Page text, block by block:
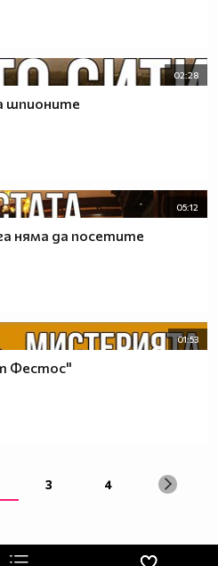
02:28
шпионите
05:12
няма да посетите
01:53
Фестос"
3 4